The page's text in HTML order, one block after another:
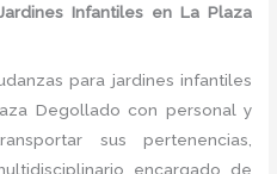
Infantiles en La Plaza
para jardines infantiles
Degollado con personal y
sus pertenencias,
encargado de